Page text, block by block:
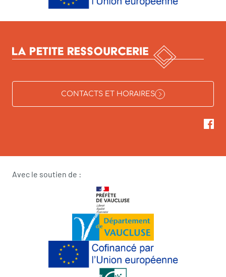
CONTACTS ET HORAIRES
Avec le soutien de :